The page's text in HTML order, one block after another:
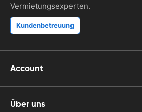
Vermietungsexperten.
Kundenbetreuung
Account
Über uns